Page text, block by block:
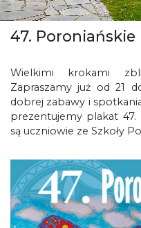
47. Poroniańskie
Wielkimi krokami
Zapraszamy już od 21
dobrej zabawy i
prezentujemy plakat 47.
są uczniowie ze Szkoły